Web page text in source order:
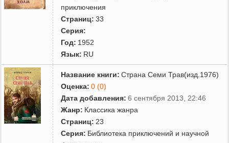
приключения
Страниц: 33
Серия:
Год: 1952
Язык: RU
Название книги: Страна Семи Трав(изд.1976)
Оценка: 0 (0)
Дата добавления: 6 сентября 2013, 22:46
Жанр: Классика жанра
Страниц: 23
Серия: Библиотека приключений и научной